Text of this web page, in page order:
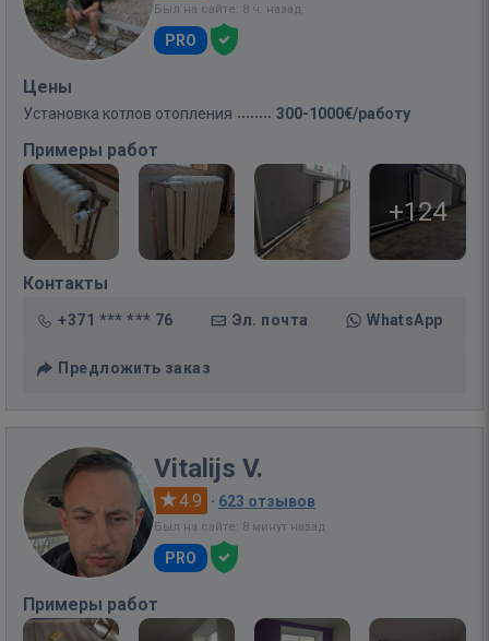
Был на сайте: 8 ч. назад
PRO
Цены
Установка котлов отопления 300-1000€/работу
Примеры работ
+124
Контакты
+371 *** *** 76 Эл. почта WhatsApp
Предложить заказ
Vitalijs V.
4.9 · 623 отзывов
Был на сайте: 8 минут назад
PRO
Примеры работ